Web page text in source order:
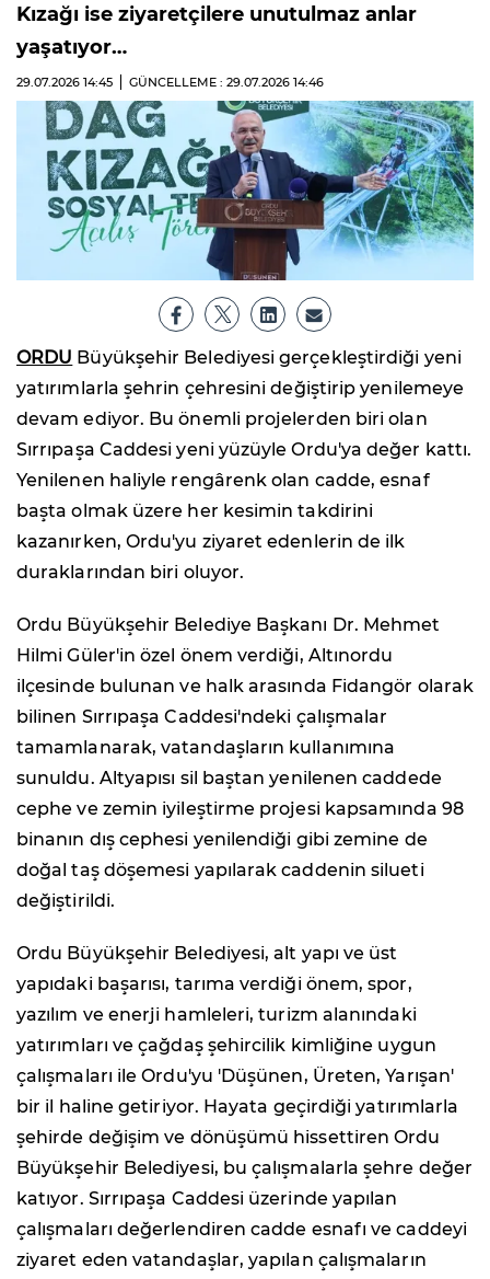
Kızağı ise ziyaretçilere unutulmaz anlar
yaşatıyor…
29.07.2026 14:45 GÜNCELLEME : 29.07.2026 14:46
ORDU Büyükşehir Belediyesi gerçekleştirdiği yeni
yatırımlarla şehrin çehresini değiştirip yenilemeye
devam ediyor. Bu önemli projelerden biri olan
Sırrıpaşa Caddesi yeni yüzüyle Ordu'ya değer kattı.
Yenilenen haliyle rengârenk olan cadde, esnaf
başta olmak üzere her kesimin takdirini
kazanırken, Ordu'yu ziyaret edenlerin de ilk
duraklarından biri oluyor.
Ordu Büyükşehir Belediye Başkanı Dr. Mehmet
Hilmi Güler'in özel önem verdiği, Altınordu
ilçesinde bulunan ve halk arasında Fidangör olarak
bilinen Sırrıpaşa Caddesi'ndeki çalışmalar
tamamlanarak, vatandaşların kullanımına
sunuldu. Altyapısı sil baştan yenilenen caddede
cephe ve zemin iyileştirme projesi kapsamında 98
binanın dış cephesi yenilendiği gibi zemine de
doğal taş döşemesi yapılarak caddenin silueti
değiştirildi.
Ordu Büyükşehir Belediyesi, alt yapı ve üst
yapıdaki başarısı, tarıma verdiği önem, spor,
yazılım ve enerji hamleleri, turizm alanındaki
yatırımları ve çağdaş şehircilik kimliğine uygun
çalışmaları ile Ordu'yu 'Düşünen, Üreten, Yarışan'
bir il haline getiriyor. Hayata geçirdiği yatırımlarla
şehirde değişim ve dönüşümü hissettiren Ordu
Büyükşehir Belediyesi, bu çalışmalarla şehre değer
katıyor. Sırrıpaşa Caddesi üzerinde yapılan
çalışmaları değerlendiren cadde esnafı ve caddeyi
ziyaret eden vatandaşlar, yapılan çalışmaların